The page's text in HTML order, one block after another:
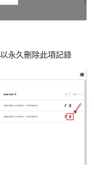
永久刪除此項記錄